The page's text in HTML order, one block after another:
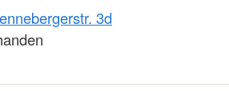
3d